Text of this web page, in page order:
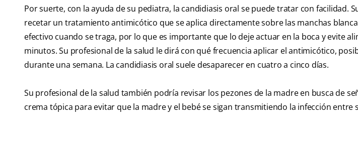
Por suerte, con la ayuda de su pediatra, la candidiasis oral se puede tratar con facilidad.
recetar un tratamiento antimicótico que se aplica directamente sobre las manchas
efectivo cuando se traga, por lo que es importante que lo deje actuar en la boca y evite
minutos. Su profesional de la salud le dirá con qué frecuencia aplicar el antimicótico,
durante una semana. La candidiasis oral suele desaparecer en cuatro a cinco días.
Su profesional de la salud también podría revisar los pezones de la madre en busca de
crema tópica para evitar que la madre y el bebé se sigan transmitiendo la infección entre